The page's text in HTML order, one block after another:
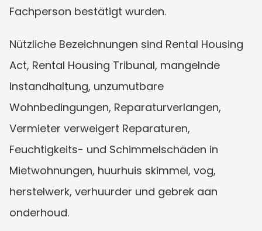
Fachperson bestätigt wurden.
Nützliche Bezeichnungen sind Rental Housing
Act, Rental Housing Tribunal, mangelnde
Instandhaltung, unzumutbare
Wohnbedingungen, Reparaturverlangen,
Vermieter verweigert Reparaturen,
Feuchtigkeits- und Schimmelschäden in
Mietwohnungen, huurhuis skimmel, vog,
herstelwerk, verhuurder und gebrek aan
onderhoud.